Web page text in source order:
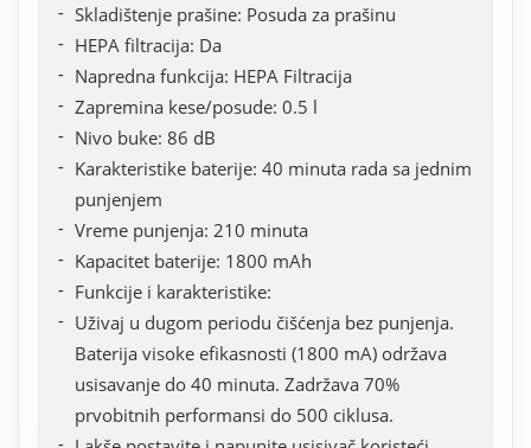
Skladištenje prašine: Posuda za prašinu
HEPA filtracija: Da
Napredna funkcija: HEPA Filtracija
Zapremina kese/posude: 0.5 l
Nivo buke: 86 dB
Karakteristike baterije: 40 minuta rada sa jednim
punjenjem
Vreme punjenja: 210 minuta
Kapacitet baterije: 1800 mAh
Funkcije i karakteristike:
Uživaj u dugom periodu čišćenja bez punjenja.
Baterija visoke efikasnosti (1800 mA) održava
usisavanje do 40 minuta. Zadržava 70%
prvobitnih performansi do 500 ciklusa.